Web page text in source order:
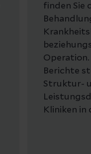
finden Sie
Operation.
Berichte
Struktur-
Kliniken in